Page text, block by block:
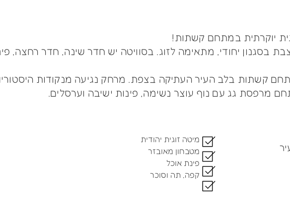
יוקרתית במתחם קשתות!
בסגנון יחודי, מתאימה לזוג. בסוויטה יש חדר שינה, חדר רחצה,
קשתות בלב העיר העתיקה בצפת. מרחק נגיעה מנקודות
מרפסת גג עם נוף עוצר נשימה, פינות ישיבה וערסלים.
מיטה זוגית יהודית
מטבחון מאובזר
פינת אוכל
קפה, תה וסוכר